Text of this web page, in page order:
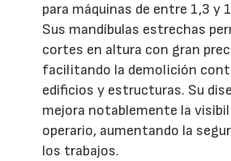
para máquinas de entre 1,3 y
Sus mandíbulas estrechas
cortes en altura con gran
facilitando la demolición
edificios y estructuras. Su
mejora notablemente la
operario, aumentando la
los trabajos.